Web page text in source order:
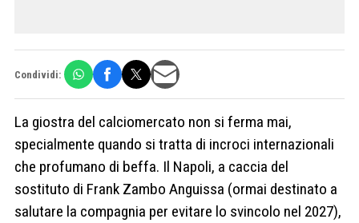
Condividi:
La giostra del calciomercato non si ferma mai,
specialmente quando si tratta di incroci internazionali
che profumano di beffa. Il Napoli, a caccia del
sostituto di Frank Zambo Anguissa (ormai destinato a
salutare la compagnia per evitare lo svincolo nel 2027),